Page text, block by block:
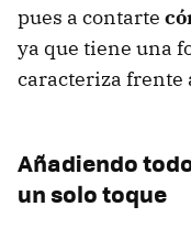
pues a contarte
ya que tiene una
caracteriza frente
Añadiendo
un solo toque